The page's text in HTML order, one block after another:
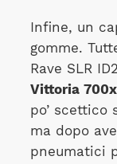
Infine, un
gomme.
Rave SLR
Vittoria
po’ scettico
ma dopo
pneumatici